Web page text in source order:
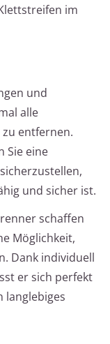
im
und
alle
entfernen.
Sie eine
und sicher ist.
schaffen
Möglichkeit,
Dank individuell
er sich perfekt
langlebiges